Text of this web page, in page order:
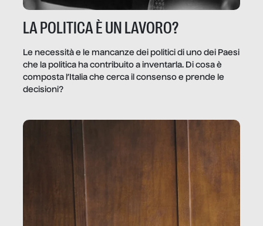
LA POLITICA È UN LAVORO?
Le necessità e le mancanze dei politici di uno dei Paesi
che la politica ha contribuito a inventarla. Di cosa è
composta l’Italia che cerca il consenso e prende le
decisioni?